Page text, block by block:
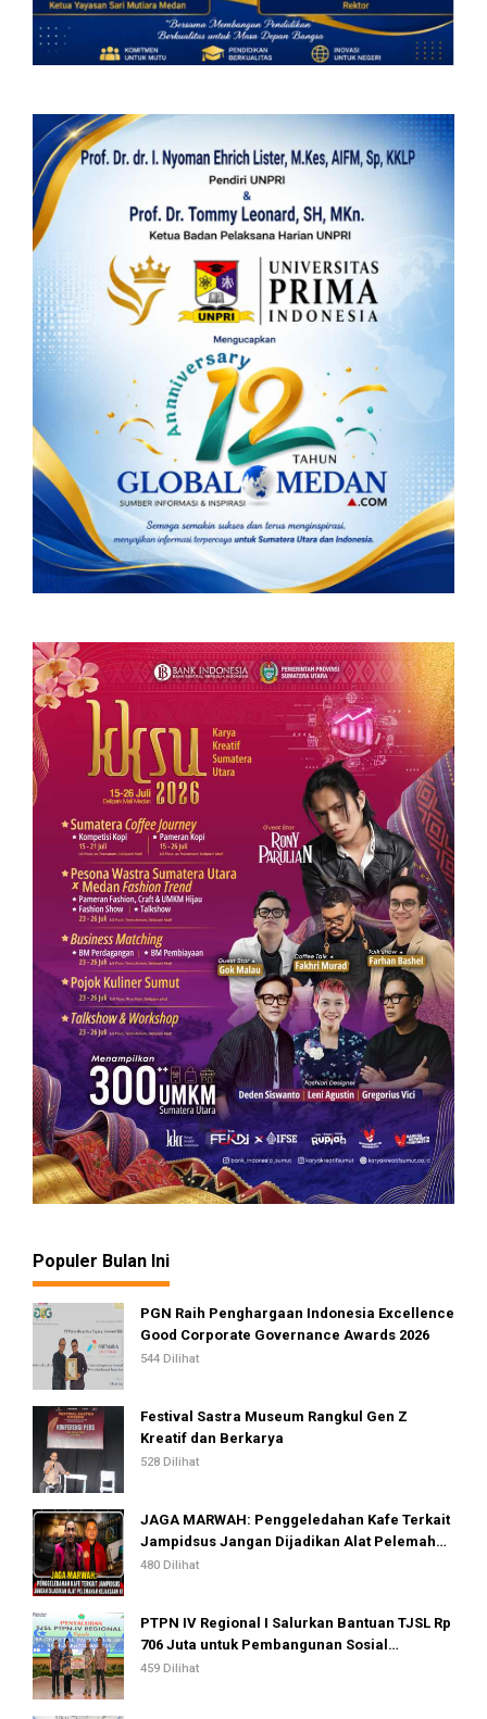
Populer Bulan Ini
PGN Raih Penghargaan Indonesia Excellence
Good Corporate Governance Awards 2026
544 Dilihat
Festival Sastra Museum Rangkul Gen Z
Kreatif dan Berkarya
528 Dilihat
JAGA MARWAH: Penggeledahan Kafe Terkait
Jampidsus Jangan Dijadikan Alat Pelemahan
Kejaksaan RI
480 Dilihat
PTPN IV Regional I Salurkan Bantuan TJSL Rp
706 Juta untuk Pembangunan Sosial
Berkelanjutan
459 Dilihat